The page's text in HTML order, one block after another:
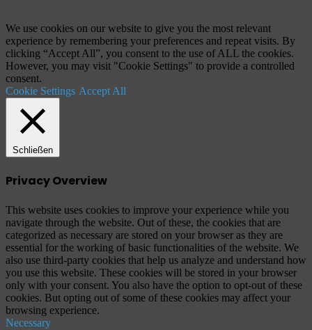
We use cookies on our website to give you the most relevant
experience by remembering your preferences and repeat visits. By
clicking “Accept All”, you consent to the use of ALL the cookies.
However, you may visit "Cookie Settings" to provide a controlled
consent.
Cookie Settings Accept All
Schließen
Privacy Overview
This website uses cookies to improve your experience while you
navigate through the website. Out of these, the cookies that are
categorized as necessary are stored on your browser as they are
essential for the working of basic functionalities of the website. We
also use third-party cookies that help us analyze and understand how
you use this website. These cookies will be stored in your browser
only with your consent. You also have the option to opt-out of these
cookies. But opting out of some of these cookies may affect your
browsing experience.
Necessary